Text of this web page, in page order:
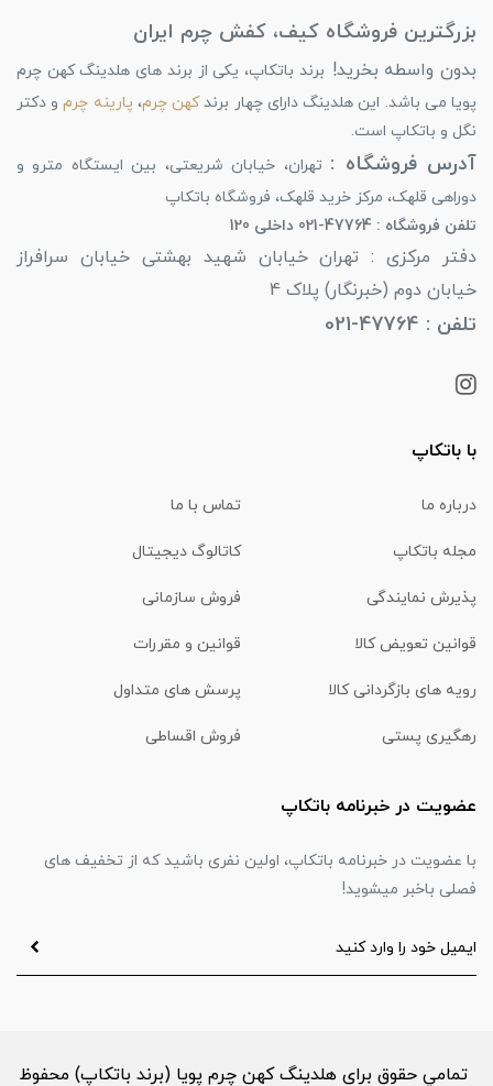
بزرگترین فروشگاه کیف، کفش چرم ایران
بدون واسطه بخرید! برند باتکاپ، یکی از برند های هلدینگ کهن چرم
پویا می باشد. این هلدینگ دارای چهار برندکهن چرم، پارینه چرمو دکتر
نگل و باتکاپ است.
آدرس فروشگاه : تهران، خیابان شریعتی، بین ایستگاه مترو و
دوراهی قلهک، مرکز خرید قلهک، فروشگاه باتکاپ
تلفن فروشگاه : 47764-021 داخلی 120
دفتر مرکزی : تهران خیابان شهید بهشتی خیابان سرافراز
خیابان دوم (خبرنگار) پلاک 4
تلفن : 47764-021
با باتکاپ
درباره ما تماس با ما
مجله باتکاپ کاتالوگ دیجیتال
پذیرش نمایندگی فروش سازمانی
قوانین تعویض کالا قوانین و مقررات
رویه های بازگردانی کالا پرسش های متداول
رهگیری پستی فروش اقساطی
عضویت در خبرنامه باتکاپ
با عضویت در خبرنامه باتکاپ، اولین نفری باشید که از تخفیف های
فصلی باخبر میشوید!
تمامي حقوق برای هلدینگ کهن چرم پویا (برند باتکاپ) محفوظ